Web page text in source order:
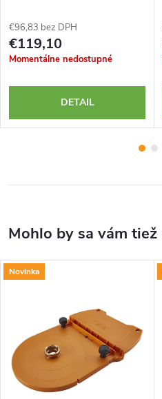
€96,83 bez DPH
€119,10
Momentálne nedostupné
DETAIL
Novinka